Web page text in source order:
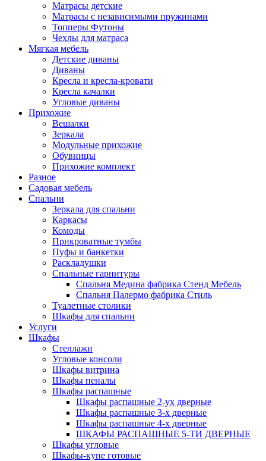
Матрасы детские
Матрасы с независимыми пружинами
Топперы Футоны
Чехлы для матраса
Мягкая мебель
Детские диваны
Диваны
Кресла и кресла-кровати
Кресла качалки
Угловые диваны
Прихожие
Вешалки
Зеркала
Модульные прихожие
Обувницы
Прихожие комплект
Разное
Садовая мебель
Спальни
Зеркала для спальни
Каркасы
Комоды
Прикроватные тумбы
Пуфы и банкетки
Раскладушки
Спальные гарнитуры
Спальня Медина фабрика Стенд Мебель
Спальня Палермо фабрика Стиль
Туалетные столики
Шкафы для спальни
Услуги
Шкафы
Стеллажи
Угловые консоли
Шкафы витрина
Шкафы пеналы
Шкафы распашные
Шкафы распашные 2-ух дверные
Шкафы распашные 3-х дверные
Шкафы распашные 4-х дверные
ШКАФЫ РАСПАШНЫЕ 5-ТИ ДВЕРНЫЕ
Шкафы угловые
Шкафы-купе готовые